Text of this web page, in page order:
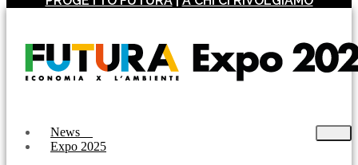
News
Expo 2025